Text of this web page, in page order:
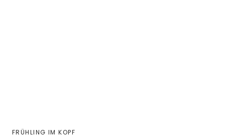
FRÜHLING IM KOPF